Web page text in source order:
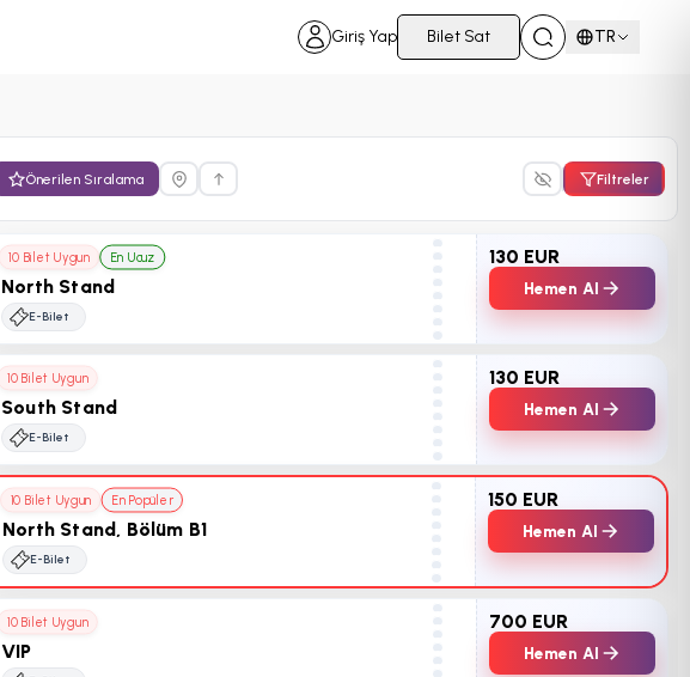
Giriş Yap Bilet Sat TR
Önerilen Sıralama Filtreler
10 Bilet Uygun En Ucuz
North Stand
E-Bilet
130 EUR
Hemen Al
10 Bilet Uygun
South Stand
E-Bilet
130 EUR
Hemen Al
10 Bilet Uygun En Popüler
North Stand, Bölüm B1
E-Bilet
150 EUR
Hemen Al
10 Bilet Uygun
VIP
700 EUR
Hemen Al